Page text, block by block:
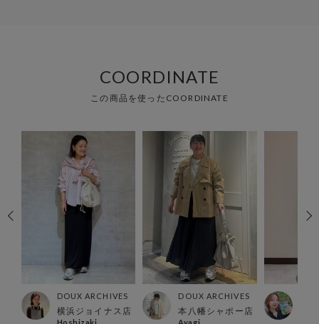
COORDINATE
この商品を使ったCOORDINATE
DOUX ARCHIVES
横浜ジョイナス店
Hoshizaki
DOUX ARCHIVES
本八幡シャポー店
Ayagi